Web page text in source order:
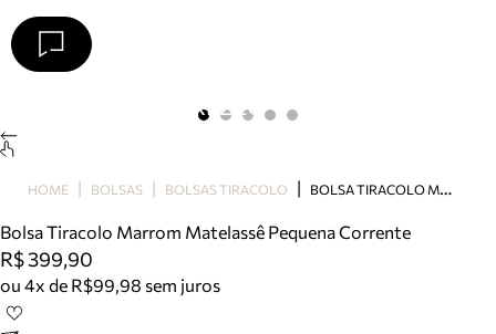
Papete
Scarpin
Mocassim
Bolsa
Arezzo
HOME BOLSAS BOLSAS TIRACOLO B
OLSA TIRACOLO MARROM MATELASSÊ PEQUENA CORRENTE
Bolsa Tiracolo Marrom Matelassê Pequena Corrente
R$ 399,90
ou 4x de R$99,98 sem juros